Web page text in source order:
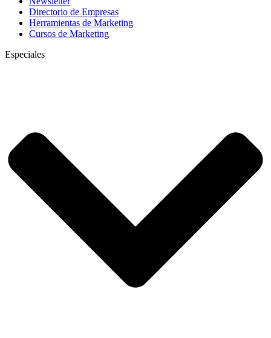
Directorio de Empresas
Herramientas de Marketing
Cursos de Marketing
Especiales